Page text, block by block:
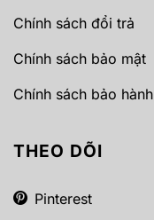
Chính sách đổi trả
Chính sách bảo mật
Chính sách bảo hành
THEO DÕI
Pinterest